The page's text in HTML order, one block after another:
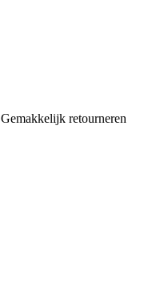
Gemakkelijk retourneren